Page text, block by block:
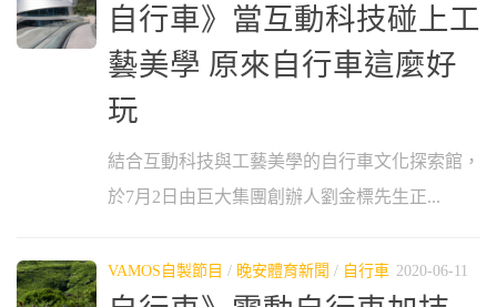
自行車》當互動科技碰上工
藝美學 原來自行車這麼好
玩
結合互動科技與工藝美學的自行車文化探索館，
於7月2日由巨大集團創辦人劉金標先生正...
VAMOS自製節目 / 晚安體育新聞 / 自行車 2020-06-11